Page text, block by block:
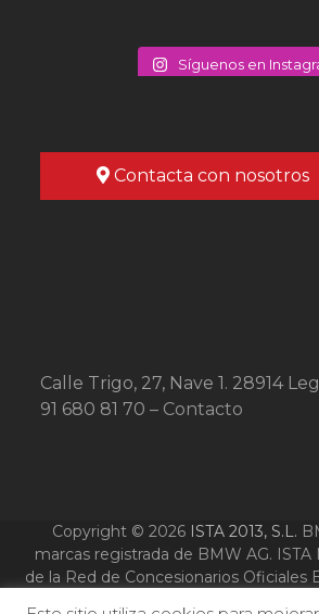
Síguenos en
Contacta con nosotros
Calle Trigo, 27, Nave 1. 28914
91 680 81 70 – Contacto
Copyright © 2026 ISTA 2013, S.L.
marcas registrada de BMW AG.
de la Red de Concesionarios Oficiales